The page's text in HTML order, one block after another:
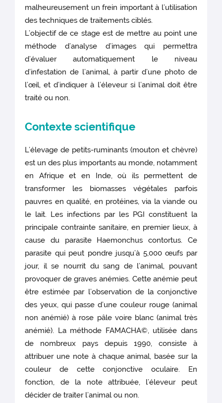
malheureusement un frein important à l’utilisation
des techniques de traitements ciblés.
L’objectif de ce stage est de mettre au point une
méthode d’analyse d’images qui permettra
d’évaluer automatiquement le niveau
d’infestation de l’animal, à partir d’une photo de
l’œil, et d’indiquer à l’éleveur si l’animal doit être
traité ou non.
Contexte scientifique
L’élevage de petits-ruminants (mouton et chèvre)
est un des plus importants au monde, notamment
en Afrique et en Inde, où ils permettent de
transformer les biomasses végétales parfois
pauvres en qualité, en protéines, via la viande ou
le lait. Les infections par les PGI constituent la
principale contrainte sanitaire, en premier lieux, à
cause du parasite Haemonchus contortus. Ce
parasite qui peut pondre jusqu’à 5,000 œufs par
jour, il se nourrit du sang de l’animal, pouvant
provoquer de graves anémies. Cette anémie peut
être estimée par l’observation de la conjonctive
des yeux, qui passe d’une couleur rouge (animal
non anémié) à rose pâle voire blanc (animal très
anémié). La méthode FAMACHA©, utilisée dans
de nombreux pays depuis 1990, consiste à
attribuer une note à chaque animal, basée sur la
couleur de cette conjonctive oculaire. En
fonction, de la note attribuée, l’éleveur peut
décider de traiter l’animal ou non.